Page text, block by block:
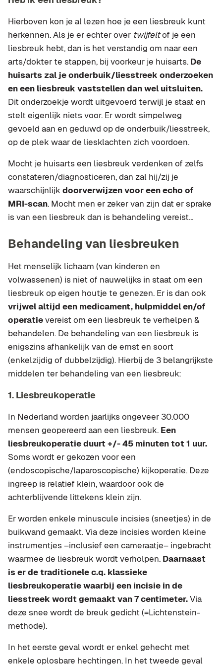
Hierboven kon je al lezen hoe je een liesbreuk kunt
herkennen. Als je er echter over twijfeltof je een
liesbreuk hebt, dan is het verstandig om naar een
arts/dokter te stappen, bij voorkeur je huisarts. De
huisarts zal je onderbuik/liesstreek onderzoeken
en een liesbreuk vaststellen dan wel uitsluiten.
Dit onderzoekje wordt uitgevoerd terwijl je staat en
stelt eigenlijk niets voor. Er wordt simpelweg
gevoeld aan en geduwd op de onderbuik/liesstreek,
op de plek waar de liesklachten zich voordoen.
Mocht je huisarts een liesbreuk verdenken of zelfs
constateren/diagnosticeren, dan zal hij/zij je
waarschijnlijk doorverwijzen voor een echo of
MRI-scan. Mocht men er zeker van zijn dat er sprake
is van een liesbreuk dan is behandeling vereist…
Behandeling van liesbreuken
Het menselijk lichaam (van kinderen en
volwassenen) is niet of nauwelijks in staat om een
liesbreuk op eigen houtje te genezen. Er is dan ook
vrijwel altijd een medicament, hulpmiddel en/of
operatievereist om een liesbreuk te verhelpen &
behandelen. De behandeling van een liesbreuk is
enigszins afhankelijk van de ernst en soort
(enkelzijdig of dubbelzijdig). Hierbij de 3 belangrijkste
middelen ter behandeling van een liesbreuk:
1. Liesbreukoperatie
In Nederland worden jaarlijks ongeveer 30.000
mensen geopereerd aan een liesbreuk. Een
liesbreukoperatie duurt +/- 45 minuten tot 1 uur.
Soms wordt er gekozen voor een
(endoscopische/laparoscopische) kijkoperatie. Deze
ingreep is relatief klein, waardoor ook de
achterblijvende littekens klein zijn.
Er worden enkele minuscule incisies (sneetjes) in de
buikwand gemaakt. Via deze incisies worden kleine
instrumentjes –inclusief een cameraatje– ingebracht
waarmee de liesbreuk wordt verholpen. Daarnaast
is er de traditionele c.q. klassieke
liesbreukoperatie waarbij een incisie in de
liesstreek wordt gemaakt van 7 centimeter.Via
deze snee wordt de breuk gedicht (=Lichtenstein-
methode).
In het eerste geval wordt er enkel gehecht met
enkele oplosbare hechtingen. In het tweede geval